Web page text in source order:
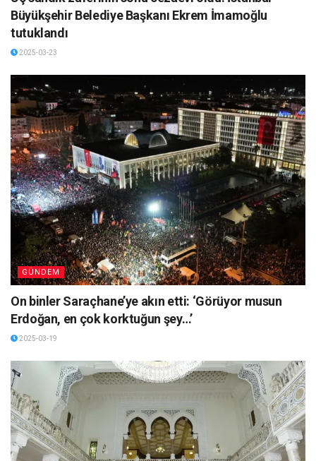
Büyükşehir Belediye Başkanı Ekrem İmamoğlu
tutuklandı
2025-03-23
GÜNDEM
On binler Saraçhane’ye akın etti: ‘Görüyor musun
Erdoğan, en çok korktuğun şey…’
2025-03-19